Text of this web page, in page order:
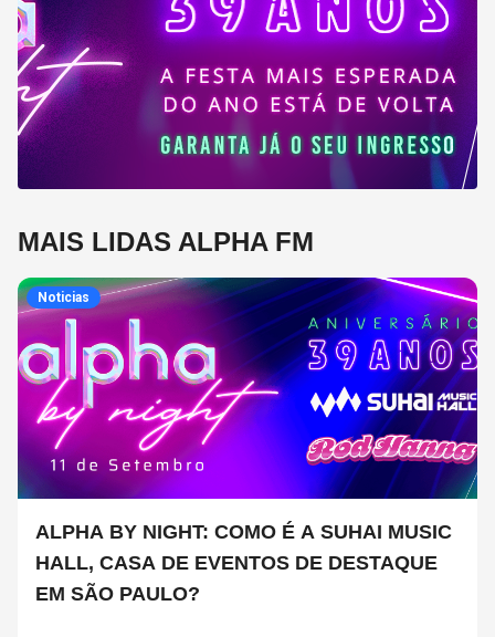
MAIS LIDAS ALPHA FM
Noticias
ALPHA BY NIGHT: COMO É A SUHAI MUSIC
HALL, CASA DE EVENTOS DE DESTAQUE
EM SÃO PAULO?